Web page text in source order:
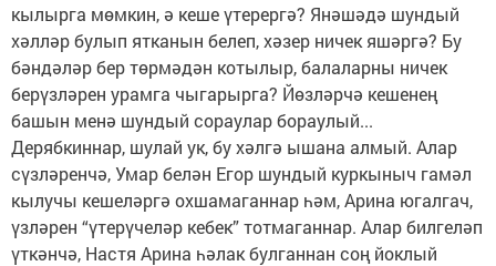
кылырга мөмкин, ә кеше үтерергә? Янәшәдә шундый
хәлләр булып ятканын белеп, хәзер ничек яшәргә? Бу
бәндәләр бер төрмәдән котылыр, балаларны ничек
берүзләрен урамга чыгарырга? Йөзләрчә кешенең
башын менә шундый сораулар бораулый...
Дерябкиннар, шулай ук, бу хәлгә ышана алмый. Алар
сүзләренчә, Умар белән Егор шундый куркыныч гамәл
кылучы кешеләргә охшамаганнар һәм, Арина югалгач,
үзләрен “үтерүчеләр кебек” тотмаганнар. Алар билгеләп
үткәнчә, Настя Арина һәлак булганнан соң йоклый